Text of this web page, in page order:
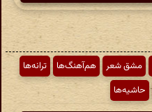
مشق شعر هم‌آهنگ‌ها
ترانه‌ها
حاشیه‌ها